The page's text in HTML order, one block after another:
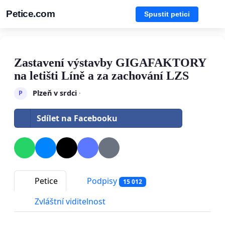
Petice.com Spustit petici
Zastavení výstavby GIGAFAKTORY
na letišti Líně a za zachování LZS
P Plzeň v srdci·
Sdílet na Facebooku
Petice Podpisy 15 012
Zvláštní viditelnost